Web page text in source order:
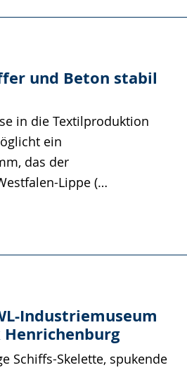
und Beton stabil
in die Textilproduktion
ein
das der
Lippe (…
Industriemuseum
Schiffs-Skelette, spukende